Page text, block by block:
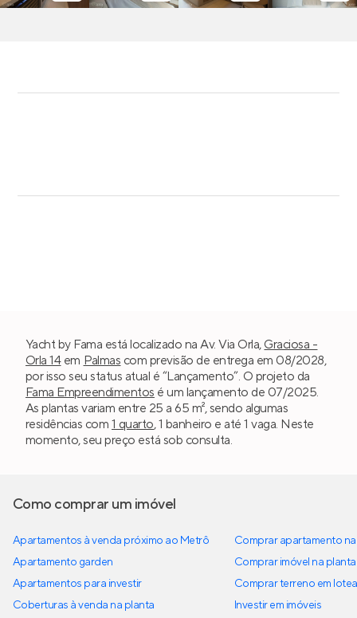
Yacht by Fama está localizado na Av. Via Orla, Graciosa -
Orla 14em Palmas com previsão de entrega em 08/2028,
por isso seu status atual é “Lançamento”. O projeto da
Fama Empreendimentos é um lançamento de 07/2025.
As plantas variam entre 25 a 65 m², sendo algumas
residências com 1 quarto, 1 banheiro e até 1 vaga. Neste
momento, seu preço está sob consulta.
Como comprar um imóvel
Apartamentos à venda próximo ao Metrô
Apartamento garden
Apartamentos para investir
Coberturas à venda na planta
Comprar apartamento
Comprar imóvel na planta
Comprar terreno em
Investir em imóveis